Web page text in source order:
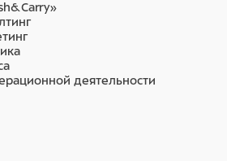
деятельности